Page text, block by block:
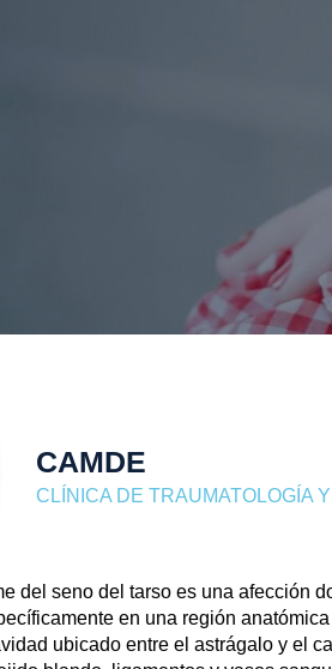
CAMDE
CLÍNICA DE TRAUMATOLOGÍA
del seno del tarso es una afección
en una región
ubicado entre el astrágalo y el